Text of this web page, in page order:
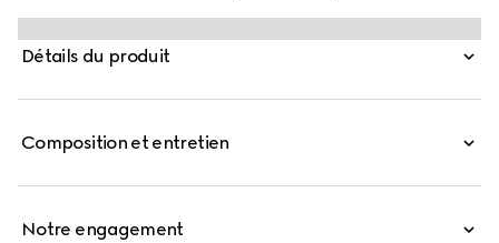
baseball sont réinterprétées en styles polyvalents et
compressibles avec une nouvelle fermeture réglable à
l'arrière. Ce style est confectionné en toile GG, avec des
Détails du produit
Composition et entretien
Notre engagement